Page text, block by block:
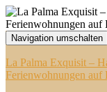
Navigation umschalten
La Palma Exquisit –
Ferienwohnungen auf